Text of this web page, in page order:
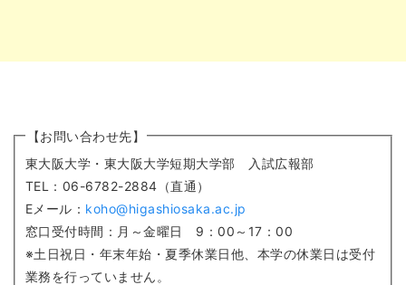
【お問い合わせ先】
東大阪大学・東大阪大学短期大学部 入試広報部
TEL：06-6782-2884（直通）
Eメール： koho@higashiosaka.ac.jp
窓口受付時間：月～金曜日 9：00～17：00
※土日祝日・年末年始・夏季休業日他、本学の休業日は受付
業務を行っていません。